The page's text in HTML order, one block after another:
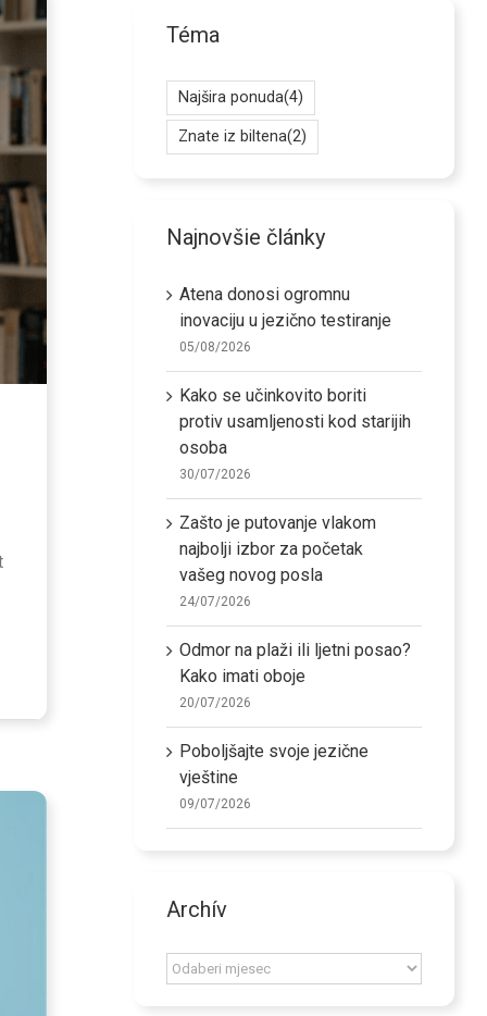
Téma
Najšira ponuda(4)
Znate iz biltena(2)
Najnovšie články
Atena donosi ogromnu
inovaciju u jezično testiranje
05/08/2026
Kako se učinkovito boriti
protiv usamljenosti kod starijih
osoba
30/07/2026
Zašto je putovanje vlakom
najbolji izbor za početak
vašeg novog posla
24/07/2026
Odmor na plaži ili ljetni posao?
Kako imati oboje
20/07/2026
Poboljšajte svoje jezične
vještine
09/07/2026
Archív
Archív